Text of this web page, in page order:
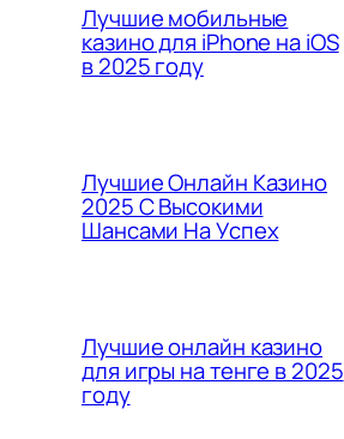
Лучшие мобильные
казино для iPhone на iOS
в 2025 году
Лучшие Онлайн Казино
2025 С Высокими
Шансами На Успех
Лучшие онлайн казино
для игры на тенге в 2025
году